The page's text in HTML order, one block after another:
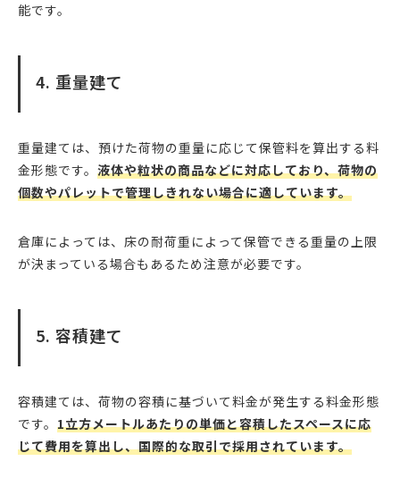
能です。
4. 重量建て
重量建ては、預けた荷物の重量に応じて保管料を算出する料
金形態です。 液体や粒状の商品などに対応しており、荷物の
個数やパレットで管理しきれない場合に適しています。
倉庫によっては、床の耐荷重によって保管できる重量の上限
が決まっている場合もあるため注意が必要です。
5. 容積建て
容積建ては、荷物の容積に基づいて料金が発生する料金形態
です。 1立方メートルあたりの単価と容積したスペースに応
じて費用を算出し、国際的な取引で採用されています。